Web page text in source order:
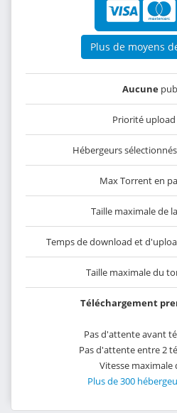
Plus de moyens
Aucune
Priorité upload
Hébergeurs
Max Torrent en
Taille maximale de
Temps de download et
Taille maximale du
Téléchargement
Pas d'attente avant
Pas d'attente entre 2
Vitesse maximale
Plus de 300